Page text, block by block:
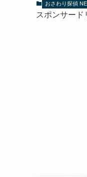
おさわり探偵
スポンサード